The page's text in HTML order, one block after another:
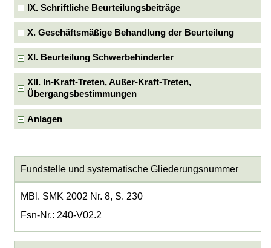
IX. Schriftliche Beurteilungsbeiträge
X. Geschäftsmäßige Behandlung der Beurteilung
XI. Beurteilung Schwerbehinderter
XII. In-Kraft-Treten, Außer-Kraft-Treten,
Übergangsbestimmungen
Anlagen
Fundstelle und systematische Gliederungsnummer
MBl. SMK 2002 Nr. 8, S. 230
Fsn-Nr.: 240-V02.2